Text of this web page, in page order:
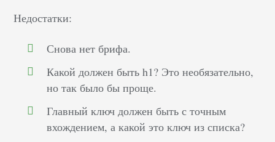
Недостатки:
Снова нет брифа.
Какой должен быть h1? Это необязательно,
но так было бы проще.
Главный ключ должен быть с точным
вхождением, а какой это ключ из списка?